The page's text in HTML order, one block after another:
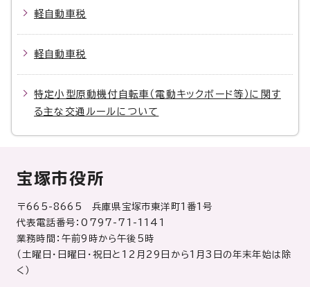
軽自動車税
軽自動車税
特定小型原動機付自転車（電動キックボード等）に関す
る主な交通ルールについて
宝塚市役所
〒665-8665 兵庫県宝塚市東洋町1番1号
代表電話番号：0797-71-1141
業務時間：午前9時から午後5時
（土曜日・日曜日・祝日と12月29日から1月3日の年末年始は除
く）